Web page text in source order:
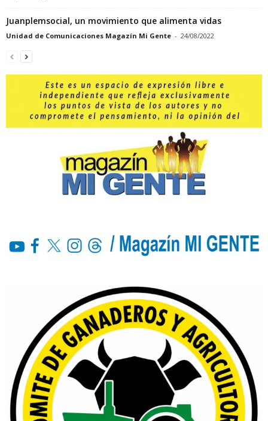
Juanplemsocial, un movimiento que alimenta vidas
Unidad de Comunicaciones Magazín Mi Gente - 24/08/2022